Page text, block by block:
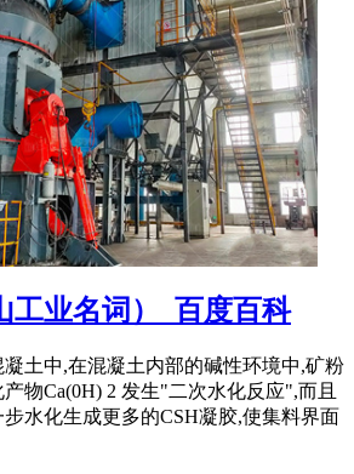
工业名词）_百度百科
土中,在混凝土内部的碱性环境中,矿粉
物Ca(0H) 2 发生"二次水化反应",而且
水化生成更多的CSH凝胶,使集料界面